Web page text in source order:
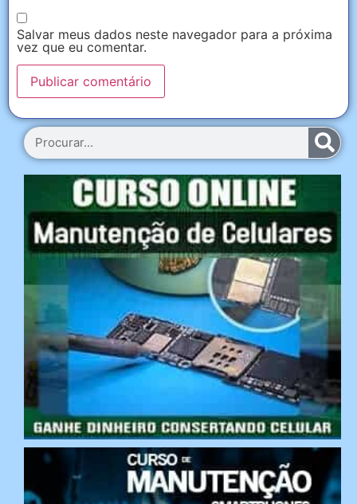
Salvar meus dados neste navegador para a próxima
vez que eu comentar.